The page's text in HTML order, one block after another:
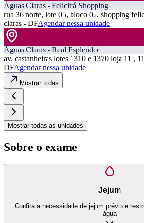
Águas Claras - Felicittá Shopping
rua 36 norte, lote 05, bloco 02, shopping
claras - DFAgendar nessa unidade
Águas Claras - Real Esplendor
av. castanheiras lotes 1310 e 1370 loja 11 ,
DFAgendar nessa unidade
Mostrar todas
Mostrar todas as unidades
Sobre o exame
Jejum
Confira a necessidade de jejum prévio e
água